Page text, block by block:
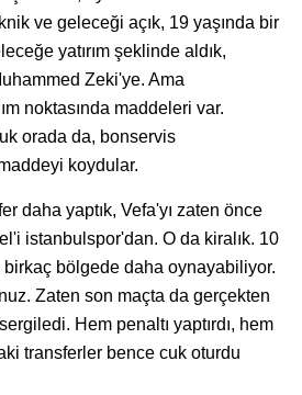
ve geleceği açık, 19 yaşında bir
yatırım şeklinde aldık,
Zeki'ye. Ama
noktasında maddeleri var.
orada da, bonservis
koydular.
daha yaptık, Vefa'yı zaten önce
istanbulspor'dan. O da kiralık. 10
bölgede daha oynayabiliyor.
Zaten son maçta da gerçekten
Hem penaltı yaptırdı, hem
transferler bence cuk oturdu